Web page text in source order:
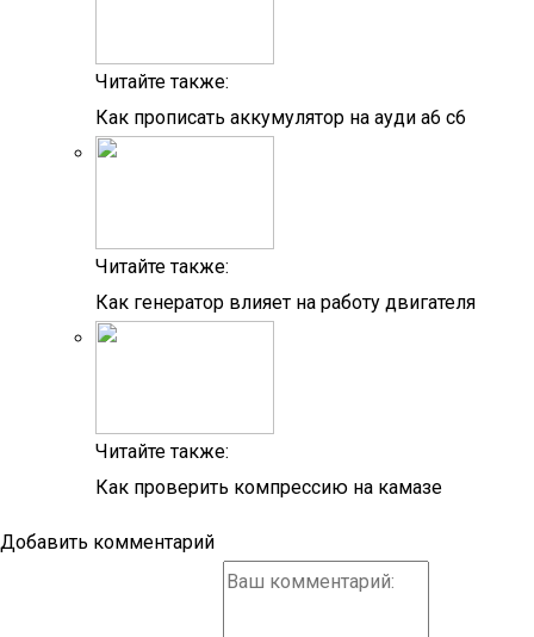
Читайте также:
Как прописать аккумулятор на ауди а6 с6
Читайте также:
Как генератор влияет на работу двигателя
Читайте также:
Как проверить компрессию на камазе
Добавить комментарий